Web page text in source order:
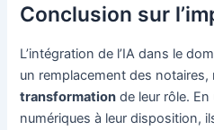
Conclusion sur
L’intégration de l’IA dans le
un remplacement des notaires,
transformation de leur rôle.
numériques à leur disposition,